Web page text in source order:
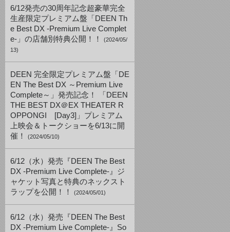
6/12発売の30周年記念超豪華完全
生産限定プレミアム盤「DEEN Th
e Best DX -Premium Live Complet
e-」の店舗別特典公開！！
(2024/05/
13)
DEEN 完全限定プレミアム盤「DE
EN The Best DX ～Premium Live
Complete～」発売記念！ 「DEEN
THE BEST DX＠EX THEATER R
OPPONGI [Day3]」プレミアム
上映会＆トークショーを6/13に開
催！
(2024/05/10)
6/12（水）発売『DEEN The Best
DX -Premium Live Complete-』ジ
ャケット写真と特典のネックスト
ラップを公開！！
(2024/05/01)
6/12（水）発売『DEEN The Best
DX -Premium Live Complete-』So